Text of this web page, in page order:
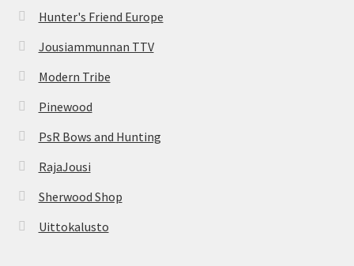
Hunter's Friend Europe
Jousiammunnan TTV
Modern Tribe
Pinewood
PsR Bows and Hunting
RajaJousi
Sherwood Shop
Uittokalusto